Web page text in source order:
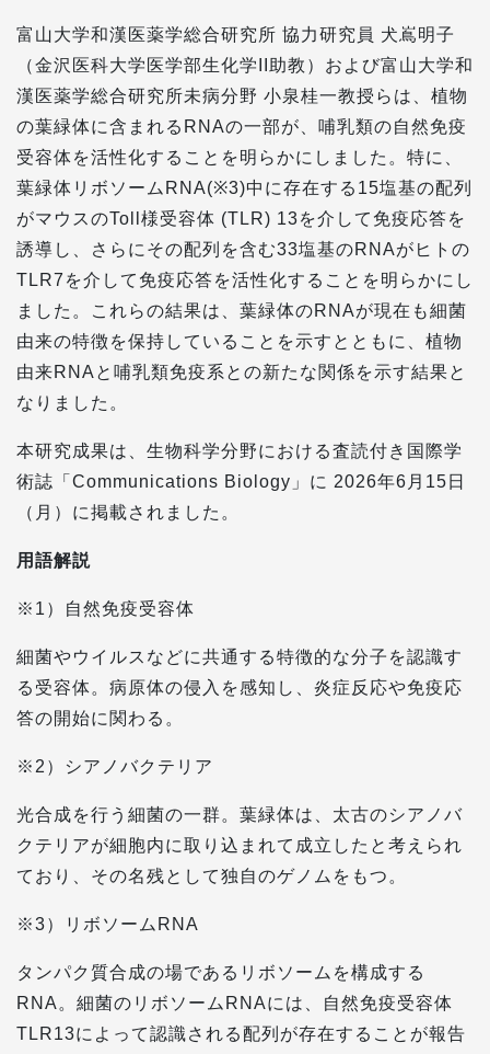
富山大学和漢医薬学総合研究所 協力研究員 犬嶌明子
（金沢医科大学医学部生化学II助教）および富山大学和
漢医薬学総合研究所未病分野 小泉桂一教授らは、植物
の葉緑体に含まれるRNAの一部が、哺乳類の自然免疫
受容体を活性化することを明らかにしました。特に、
葉緑体リボソームRNA(※3)中に存在する15塩基の配列
がマウスのToll様受容体 (TLR) 13を介して免疫応答を
誘導し、さらにその配列を含む33塩基のRNAがヒトの
TLR7を介して免疫応答を活性化することを明らかにし
ました。これらの結果は、葉緑体のRNAが現在も細菌
由来の特徴を保持していることを示すとともに、植物
由来RNAと哺乳類免疫系との新たな関係を示す結果と
なりました。
本研究成果は、生物科学分野における査読付き国際学
術誌「Communications Biology」に 2026年6月15日
（月）に掲載されました。
用語解説
※1）自然免疫受容体
細菌やウイルスなどに共通する特徴的な分子を認識す
る受容体。病原体の侵入を感知し、炎症反応や免疫応
答の開始に関わる。
※2）シアノバクテリア
光合成を行う細菌の一群。葉緑体は、太古のシアノバ
クテリアが細胞内に取り込まれて成立したと考えられ
ており、その名残として独自のゲノムをもつ。
※3）リボソームRNA
タンパク質合成の場であるリボソームを構成する
RNA。細菌のリボソームRNAには、自然免疫受容体
TLR13によって認識される配列が存在することが報告